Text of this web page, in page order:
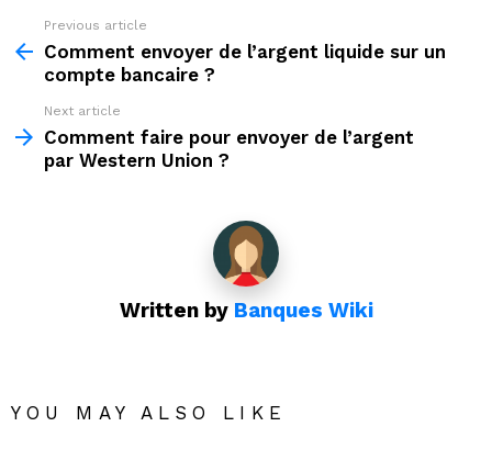
more
Previous article
Comment envoyer de l’argent liquide sur un
compte bancaire ?
Next article
Comment faire pour envoyer de l’argent
par Western Union ?
Written by Banques Wiki
YOU MAY ALSO LIKE